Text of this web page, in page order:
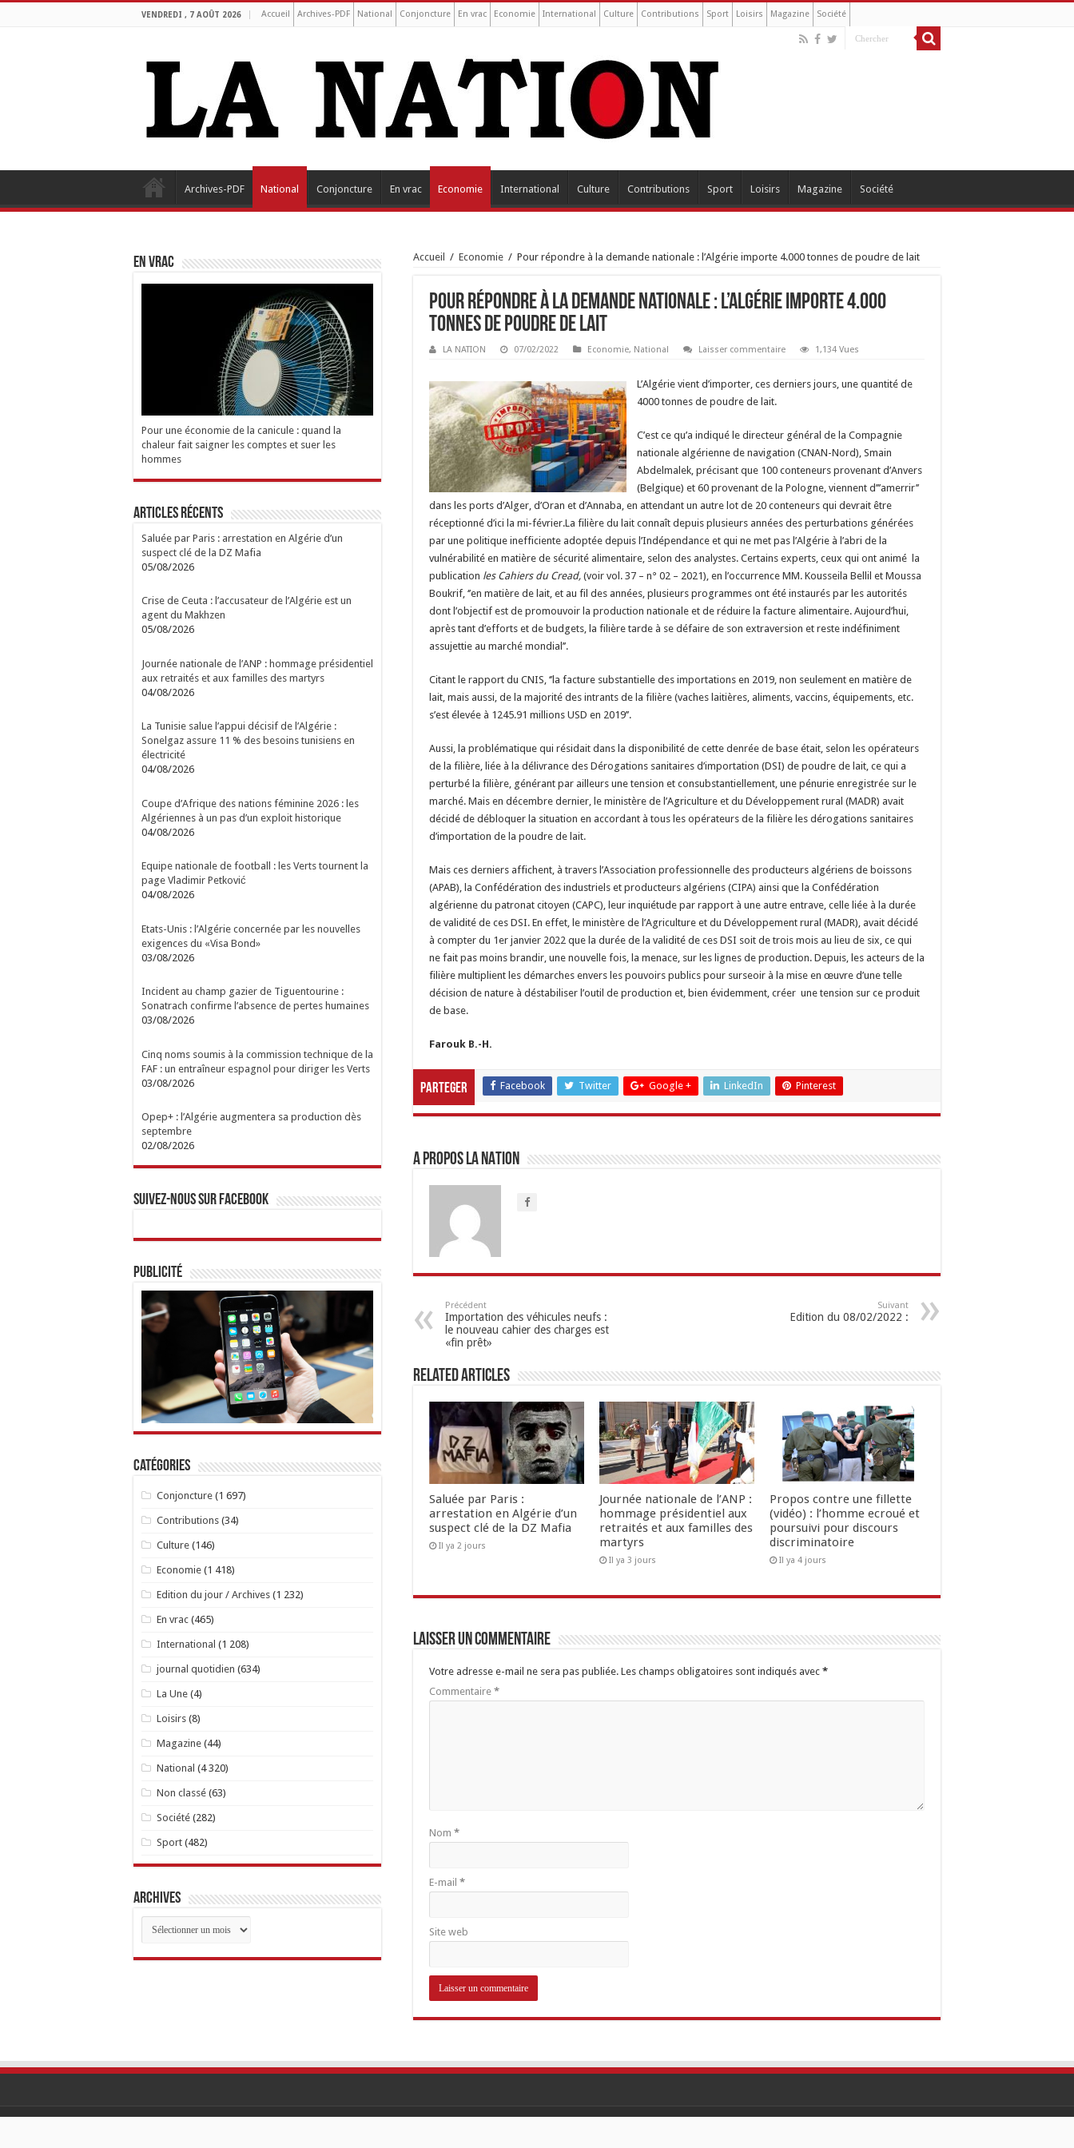
VENDREDI , 7 AOÛT 2026 Accueil Archives-PDF National Conjoncture En vrac Economie International Culture Contributions Sport Loisirs Magazine Société
Archives-PDF National Conjoncture En vrac Economie International Culture Contributions Sport Loisirs Magazine Société
Accueil / Economie / Pour répondre à la demande nationale : l’Algérie importe 4.000 tonnes de poudre de lait
Pour répondre à la demande nationale : l’Algérie importe 4.000
tonnes de poudre de lait
LA NATION 07/02/2022 Economie, National Laisser commentaire 1,134 Vues
L’Algérie vient d’importer, ces derniers jours, une quantité de
4000 tonnes de poudre de lait.
C’est ce qu’a indiqué le directeur général de la Compagnie
nationale algérienne de navigation (CNAN-Nord), Smain
Abdelmalek, précisant que 100 conteneurs provenant d’Anvers
(Belgique) et 60 provenant de la Pologne, viennent d’’’amerrir’’
dans les ports d’Alger, d’Oran et d’Annaba, en attendant un autre lot de 20 conteneurs qui devrait être
réceptionné d’ici la mi-février.La filière du lait connaît depuis plusieurs années des perturbations générées
par une politique inefficiente adoptée depuis l’Indépendance et qui ne met pas l’Algérie à l’abri de la
vulnérabilité en matière de sécurité alimentaire, selon des analystes. Certains experts, ceux qui ont animé la
publication les Cahiers du Cread, (voir vol. 37 – n° 02 – 2021), en l’occurrence MM. Kousseila Bellil et Moussa
Boukrif, ‘’en matière de lait, et au fil des années, plusieurs programmes ont été instaurés par les autorités
dont l’objectif est de promouvoir la production nationale et de réduire la facture alimentaire. Aujourd’hui,
après tant d’efforts et de budgets, la filière tarde à se défaire de son extraversion et reste indéfiniment
assujettie au marché mondial’’.
Citant le rapport du CNIS, ‘’la facture substantielle des importations en 2019, non seulement en matière de
lait, mais aussi, de la majorité des intrants de la filière (vaches laitières, aliments, vaccins, équipements, etc.
s’est élevée à 1245.91 millions USD en 2019’’.
Aussi, la problématique qui résidait dans la disponibilité de cette denrée de base était, selon les opérateurs
de la filière, liée à la délivrance des Dérogations sanitaires d’importation (DSI) de poudre de lait, ce qui a
perturbé la filière, générant par ailleurs une tension et consubstantiellement, une pénurie enregistrée sur le
marché. Mais en décembre dernier, le ministère de l’Agriculture et du Développement rural (MADR) avait
décidé de débloquer la situation en accordant à tous les opérateurs de la filière les dérogations sanitaires
d’importation de la poudre de lait.
Mais ces derniers affichent, à travers l’Association professionnelle des producteurs algériens de boissons
(APAB), la Confédération des industriels et producteurs algériens (CIPA) ainsi que la Confédération
algérienne du patronat citoyen (CAPC), leur inquiétude par rapport à une autre entrave, celle liée à la durée
de validité de ces DSI. En effet, le ministère de l’Agriculture et du Développement rural (MADR), avait décidé
à compter du 1er janvier 2022 que la durée de la validité de ces DSI soit de trois mois au lieu de six, ce qui
ne fait pas moins brandir, une nouvelle fois, la menace, sur les lignes de production. Depuis, les acteurs de la
filière multiplient les démarches envers les pouvoirs publics pour surseoir à la mise en œuvre d’une telle
décision de nature à déstabiliser l’outil de production et, bien évidemment, créer une tension sur ce produit
de base.
Farouk B.-H.
Parteger Facebook Twitter Google + LinkedIn Pinterest
A propos LA NATION
Précédent
Importation des véhicules neufs :
le nouveau cahier des charges est
«fin prêt»
Suivant
Edition du 08/02/2022 :
Related Articles
Saluée par Paris :
arrestation en Algérie d’un
suspect clé de la DZ Mafia
Il ya 2 jours
Journée nationale de l’ANP :
hommage présidentiel aux
retraités et aux familles des
martyrs
Il ya 3 jours
Propos contre une fillette
(vidéo) : l’homme ecroué et
poursuivi pour discours
discriminatoire
Il ya 4 jours
Laisser un commentaire
Votre adresse e-mail ne sera pas publiée. Les champs obligatoires sont indiqués avec *
Commentaire *
Nom *
E-mail *
Site web
EN VRAC
Pour une économie de la canicule : quand la
chaleur fait saigner les comptes et suer les
hommes
Articles Récents
Saluée par Paris : arrestation en Algérie d’un
suspect clé de la DZ Mafia
05/08/2026
Crise de Ceuta : l’accusateur de l’Algérie est un
agent du Makhzen
05/08/2026
Journée nationale de l’ANP : hommage présidentiel
aux retraités et aux familles des martyrs
04/08/2026
La Tunisie salue l’appui décisif de l’Algérie :
Sonelgaz assure 11 % des besoins tunisiens en
électricité
04/08/2026
Coupe d’Afrique des nations féminine 2026 : les
Algériennes à un pas d’un exploit historique
04/08/2026
Equipe nationale de football : les Verts tournent la
page Vladimir Petković
04/08/2026
Etats-Unis : l’Algérie concernée par les nouvelles
exigences du «Visa Bond»
03/08/2026
Incident au champ gazier de Tiguentourine :
Sonatrach confirme l’absence de pertes humaines
03/08/2026
Cinq noms soumis à la commission technique de la
FAF : un entraîneur espagnol pour diriger les Verts
03/08/2026
Opep+ : l’Algérie augmentera sa production dès
septembre
02/08/2026
Suivez-nous sur Facebook
Publicité
Catégories
Conjoncture(1 697)
Contributions(34)
Culture(146)
Economie(1 418)
Edition du jour / Archives(1 232)
En vrac(465)
International (1 208)
journal quotidien (634)
La Une(4)
Loisirs(8)
Magazine(44)
National (4 320)
Non classé(63)
Société(282)
Sport(482)
Archives
Archives